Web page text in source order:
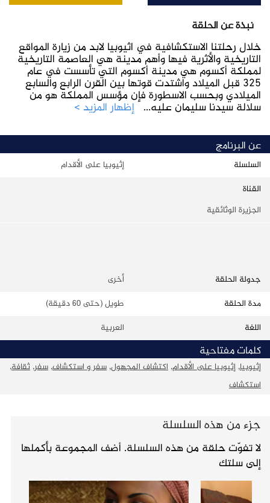
نبذة عن الحلقة
خلال رحلتنا الاستكشافية في اثيوبيا لابد من زيارة المواقع
التاريخية والأثرية فيها وأهم مدينة هي العاصمة التاريخية
لمملكة أكسوم هي مدينة أكسوم التي تأسست في عام
٣٢٥ قبل الميلاد واشتدت قوتها بين القرن الرابع والسابع
الميلادي وبحسب الاسطورة فإن مؤسس المملكة هو من
سلالة سيدنا سليمان عليه... إظهار المزيد >
عن البرنامج
السلسلة
إثيوبيا على الأقدام
القناة
الجزيرة الوثائقية
جدولة الحلقة
أخرى
مدة الحلقة
طويل (حتى 60 دقيقة)
اللغة
العربية
كلمات مفتاحية
إثيوبيا, إثيوبيا على الأقدام, اكتشاف المجهول, سفر و استكشاف, سفر, ثقافة,
استكشاف
جزء من هذه السلسلة
لا تفوّت حلقة من هذه السلسلة. أضف المجموعة بأكملها
إلى سلتك